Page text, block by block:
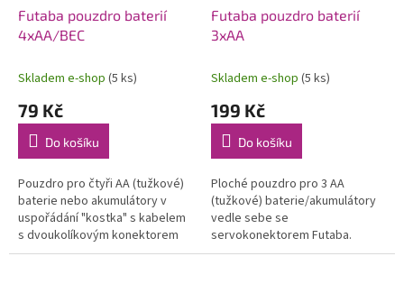
Futaba pouzdro baterií
4xAA/BEC
Skladem e-shop (5 ks)
79 Kč
Do košíku
Pouzdro pro čtyři AA (tužkové)
baterie nebo akumulátory v
uspořádání "kostka" s kabelem
s dvoukolíkovým konektorem
JST-BEC.
Futaba pouzdro baterií
3xAA
Skladem e-shop (5 ks)
199 Kč
Do košíku
Ploché pouzdro pro 3 AA
(tužkové) baterie/akumulátory
vedle sebe se
servokonektorem Futaba.